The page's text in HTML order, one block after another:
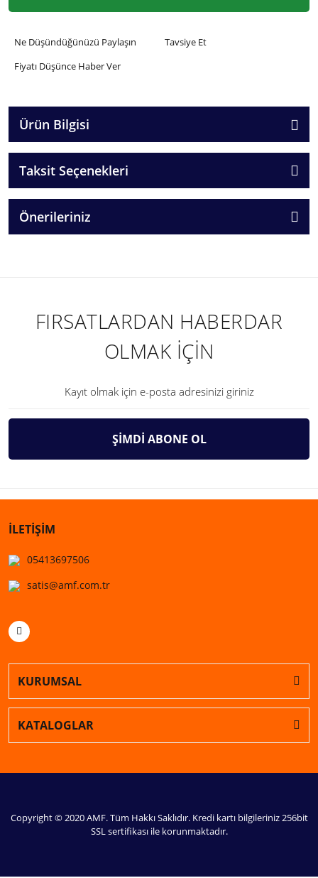
Ne Düşündüğünüzü Paylaşın
Tavsiye Et
Fiyatı Düşünce Haber Ver
Ürün Bilgisi
Taksit Seçenekleri
Önerileriniz
FIRSATLARDAN HABERDAR
OLMAK İÇİN
ŞİMDİ ABONE OL
İLETİŞİM
05413697506
satis@amf.com.tr
KURUMSAL
KATALOGLAR
Copyright © 2020 AMF. Tüm Hakkı Saklıdır. Kredi kartı bilgileriniz 256bit
SSL sertifikası ile korunmaktadır.